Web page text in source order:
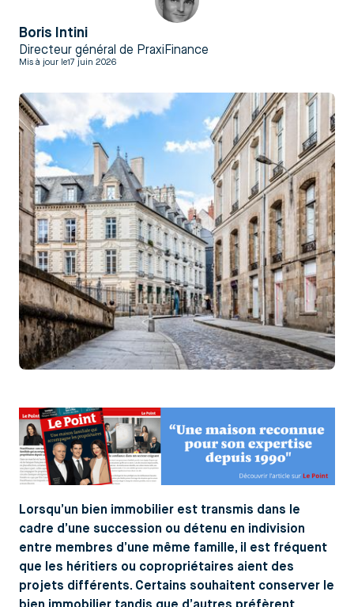
Boris Intini
Directeur général de PraxiFinance
Mis à jour le17 juin 2026
Lorsqu’un bien immobilier est transmis dans le
cadre d’une succession ou détenu en indivision
entre membres d’une même famille, il est fréquent
que les héritiers ou copropriétaires aient des
projets différents. Certains souhaitent conserver le